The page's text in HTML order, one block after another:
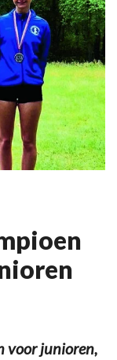
voor junioren,